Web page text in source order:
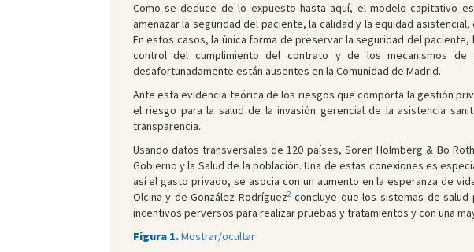
Como se deduce de lo expuesto hasta aquí, el modelo capitativo
amenazar la seguridad del paciente, la calidad y la equidad
En estos casos, la única forma de preservar la seguridad del
control del cumplimiento del contrato y de los mecanismos
desafortunadamente están ausentes en la Comunidad de Madrid.
Ante esta evidencia teórica de los riesgos que comporta la gestión
el riesgo para la salud de la invasión gerencial de la asistencia
transparencia.
Usando datos transversales de 120 países, Sören Holmberg & Bo
Gobierno y la Salud de la población. Una de estas conexiones es
así el gasto privado, se asocia con un aumento en la esperanza de
Olcina y de González Rodríguez2concluye que los sistemas de salud
incentivos perversos para realizar pruebas y tratamientos y con una
Figura 1.Mostrar/ocultar